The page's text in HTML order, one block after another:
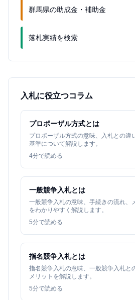
群馬県の助成金・補助金
落札実績を検索
入札に役立つコラム
プロポーザル方式とは
プロポーザル方式の意味、入札との違
基準について解説します。
4分で読める
一般競争入札とは
一般競争入札の意味、手続きの流れ、
をわかりやすく解説します。
5分で読める
指名競争入札とは
指名競争入札の意味、一般競争入札と
メリットを解説します。
5分で読める